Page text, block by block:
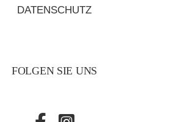
DATENSCHUTZ
FOLGEN SIE UNS